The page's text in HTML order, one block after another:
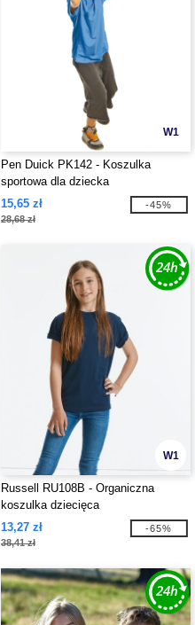
W1
Pen Duick PK142 - Koszulka
sportowa dla dziecka
15,65 zł
28,68 zł
-45%
W1
Russell RU108B - Organiczna
koszulka dziecięca
13,27 zł
38,41 zł
-65%